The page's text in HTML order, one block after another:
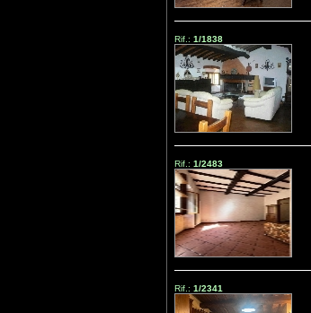
Rif.: 1/1838
Rif.: 1/2483
Rif.: 1/2341